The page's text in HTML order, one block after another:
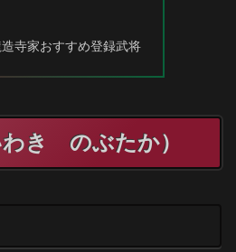
寺家おすすめ登録武将
き のぶたか）